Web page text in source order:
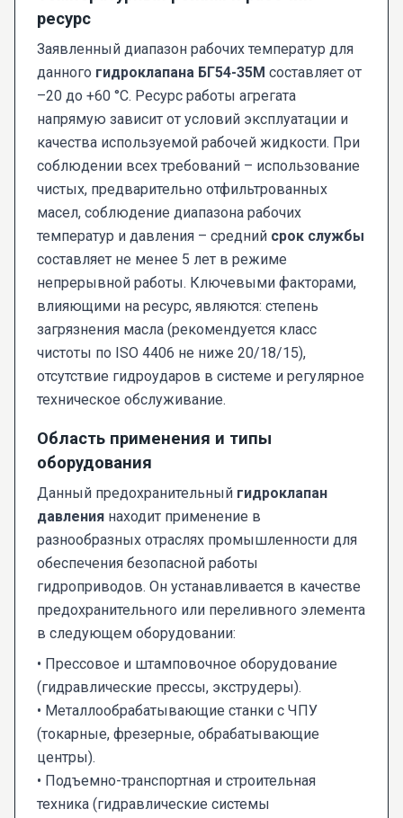
ресурс
Заявленный диапазон рабочих температур для
данного гидроклапана БГ54-35М составляет от
–20 до +60 °C. Ресурс работы агрегата
напрямую зависит от условий эксплуатации и
качества используемой рабочей жидкости. При
соблюдении всех требований – использование
чистых, предварительно отфильтрованных
масел, соблюдение диапазона рабочих
температур и давления – средний срок службы
составляет не менее 5 лет в режиме
непрерывной работы. Ключевыми факторами,
влияющими на ресурс, являются: степень
загрязнения масла (рекомендуется класс
чистоты по ISO 4406 не ниже 20/18/15),
отсутствие гидроударов в системе и регулярное
техническое обслуживание.
Область применения и типы
оборудования
Данный предохранительный гидроклапан
давления находит применение в
разнообразных отраслях промышленности для
обеспечения безопасной работы
гидроприводов. Он устанавливается в качестве
предохранительного или переливного элемента
в следующем оборудовании:
• Прессовое и штамповочное оборудование
(гидравлические прессы, экструдеры).
• Металлообрабатывающие станки с ЧПУ
(токарные, фрезерные, обрабатывающие
центры).
• Подъемно-транспортная и строительная
техника (гидравлические системы